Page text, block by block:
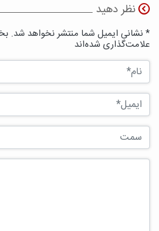
نظر دهید
* نشانی ایمیل شما منتشر نخواهد شد.
علامت‌گذاری شده‌اند